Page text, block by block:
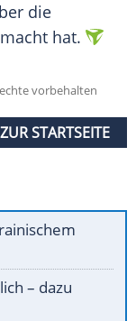
die
hat.
vorbehalten
STARTSEITE
– dazu